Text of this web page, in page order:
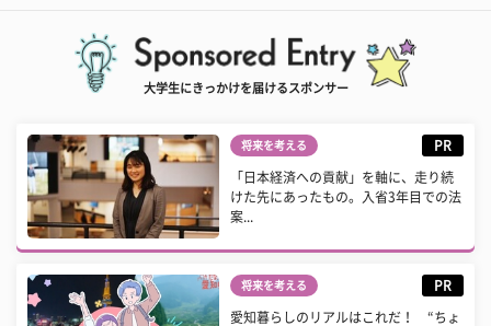
大学生にきっかけを届けるスポンサー
将来を考える PR
「日本経済への貢献」を軸に、走り続
けた先にあったもの。入省3年目での法
案...
将来を考える PR
愛知暮らしのリアルはこれだ！ “ちょ